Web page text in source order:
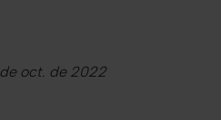
oct. de 2022